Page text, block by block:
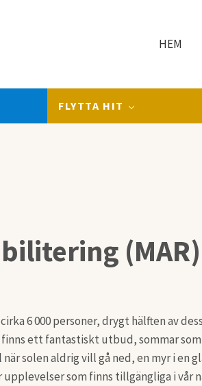
HEM
FLYTTA HIT
(MAR)
6 000 personer, drygt hälften av
ett fantastiskt utbud, sommar
solen aldrig vill gå ned, en myr i en
som finns tillgängliga i vår